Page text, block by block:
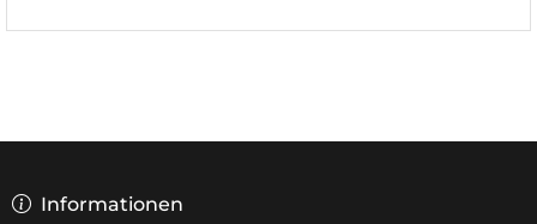
Informationen